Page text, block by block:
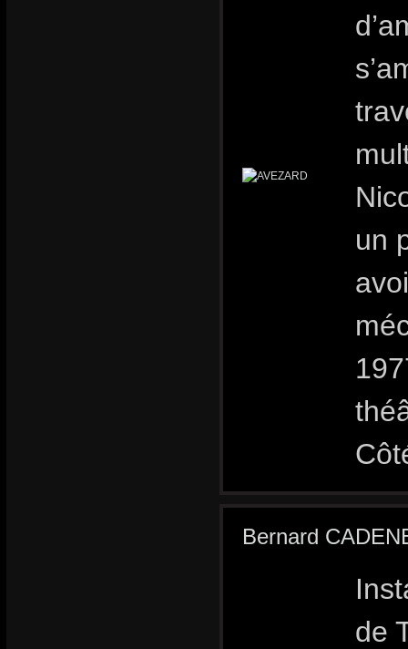
un
Bernard
de